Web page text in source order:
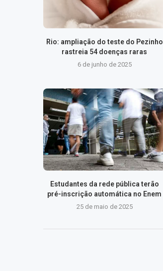
Rio: ampliação do teste do Pezinho
rastreia 54 doenças raras
6 de junho de 2025
Estudantes da rede pública terão
pré-inscrição automática no Enem
25 de maio de 2025